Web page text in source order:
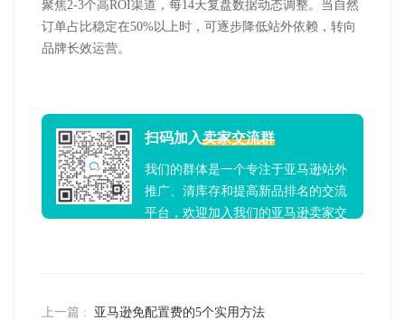
聚焦2-3个高ROI渠道，每14天复盘数据动态调整。当自然
订单占比稳定在50%以上时，可逐步降低站外依赖，转向
品牌长效运营。
扫码加入卖家交流群
我们的群体是一个专注于亚马逊站外
推广、清库存和提高新品排名的交流
平台，欢迎加入我们的亚马逊卖家交
上一篇 :
亚马逊免配置费的5个实用方法